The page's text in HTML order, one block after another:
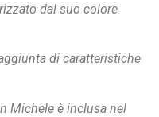
dal suo colore
di caratteristiche
Michele è inclusa nel